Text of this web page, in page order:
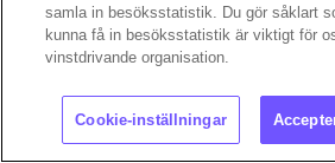
samla in besöksstatistik. Du gör såklart
kunna få in besöksstatistik är viktigt för
vinstdrivande organisation.
Cookie-inställningar